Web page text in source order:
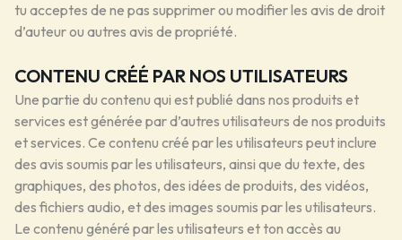
tu acceptes de ne pas supprimer ou modifier les avis de droit
d’auteur ou autres avis de propriété.
CONTENU CRÉÉ PAR NOS UTILISATEURS
Une partie du contenu qui est publié dans nos produits et
services est générée par d’autres utilisateurs de nos produits
et services. Ce contenu créé par les utilisateurs peut inclure
des avis soumis par les utilisateurs, ainsi que du texte, des
graphiques, des photos, des idées de produits, des vidéos,
des fichiers audio, et des images soumis par les utilisateurs.
Le contenu généré par les utilisateurs et ton accès au